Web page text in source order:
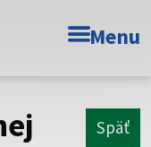
Menu
Späť